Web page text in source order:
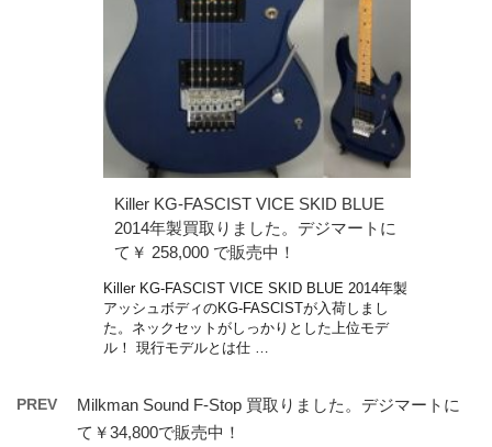
Killer KG-FASCIST VICE SKID BLUE
2014年製買取りました。デジマートに
て￥ 258,000 で販売中！
Killer KG-FASCIST VICE SKID BLUE 2014年製
アッシュボディのKG-FASCISTが入荷しまし
た。ネックセットがしっかりとした上位モデ
ル！ 現行モデルとは仕 …
PREV
Milkman Sound F-Stop 買取りました。デジマートに
て￥34,800で販売中！